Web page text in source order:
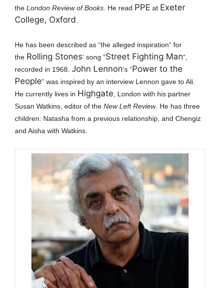
the London Review of Books . He read PPE at Exeter
College, Oxford
He has been described as “the alleged inspiration” for
the Rolling Stones‘ song “Street Fighting Man“,
recorded in 1968. John Lennon‘s “Power to the
People” was inspired by an interview Lennon gave to Ali.
He currently lives in Highgate , London with his partner
Susan Watkins, editor of the New Left Review . He has three
children: Natasha from a previous relationship, and Chengiz
and Aisha with Watkins.